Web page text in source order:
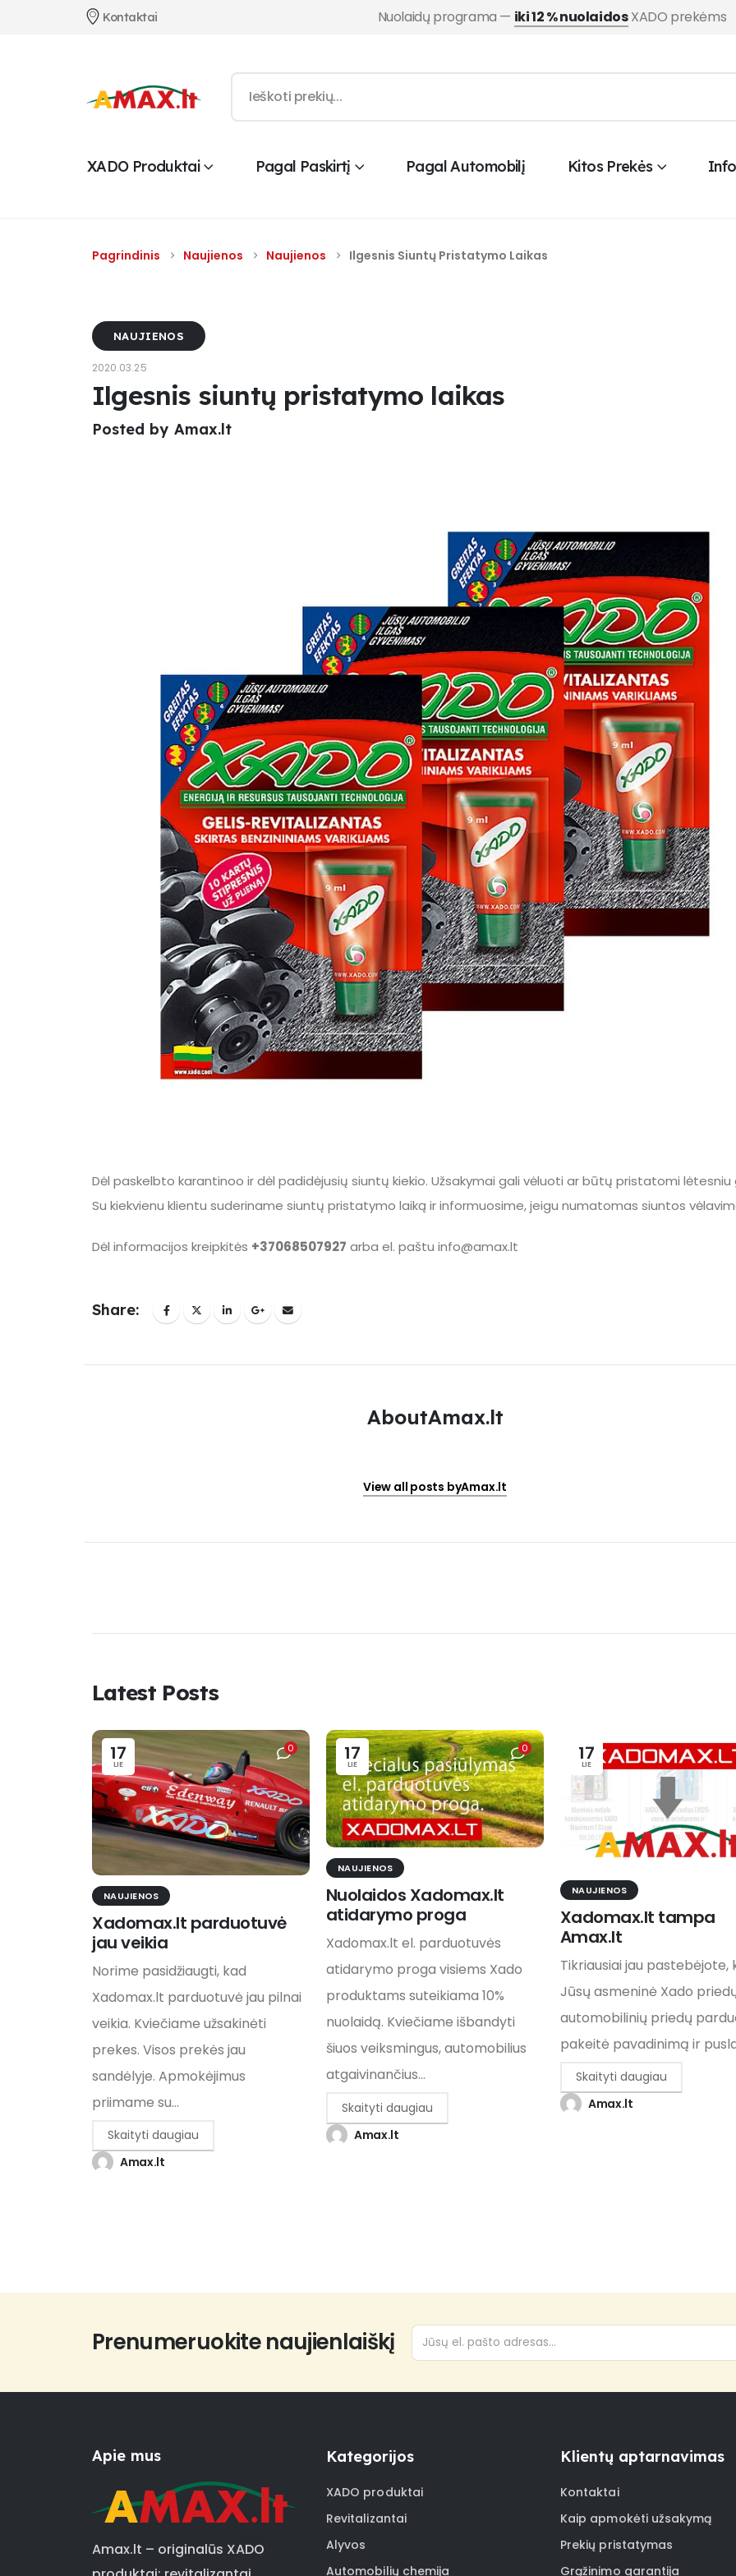
Kontaktai Nuolaidų programa — iki 12 % nuolaidosXADO prekėms
XADO Produktai Pagal Paskirtį Pagal Automobilį Kitos Prekės
Pagrindinis Naujienos Naujienos Ilgesnis Siuntų Pristatymo Laikas
NAUJIENOS
2020.03.25
Ilgesnis siuntų pristatymo laikas
Posted by Amax.lt
Dėl paskelbto karantinoo ir dėl padidėjusių siuntų kiekio. Užsakymai gali vėluoti ar būtų pristatomi lėtesniu
Su kiekvienu klientu suderiname siuntų pristatymo laiką ir informuosime, jeigu numatomas siuntos
Dėl informacijos kreipkitės +37068507927 arba el. paštu info@amax.lt
Share:
AboutAmax.lt
View all posts byAmax.lt
Latest Posts
17
LIE
0
NAUJIENOS
Xadomax.lt parduotuvė
jau veikia
Norime pasidžiaugti, kad
Xadomax.lt parduotuvė jau pilnai
veikia. Kviečiame užsakinėti
prekes. Visos prekės jau
sandėlyje. Apmokėjimus
priimame su...
Skaityti daugiau
Amax.lt
17
LIE
0
NAUJIENOS
Nuolaidos Xadomax.lt
atidarymo proga
Xadomax.lt el. parduotuvės
atidarymo proga visiems Xado
produktams suteikiama 10%
nuolaidą. Kviečiame išbandyti
šiuos veiksmingus, automobilius
atgaivinančius...
Skaityti daugiau
Amax.lt
17
LIE
NAUJIENOS
Xadomax.lt tampa
Amax.lt
Tikriausiai jau pastebėjote,
Jūsų asmeninė Xado
automobilinių priedų
pakeitė pavadinimą ir
Skaityti daugiau
Amax.lt
Prenumeruokite naujienlaiškį
Apie mus
Amax.lt – originalūs XADO
Kategorijos
XADO produktai
Revitalizantai
Alyvos
Automobilių chemija
Klientų aptarnavimas
Kontaktai
Kaip apmokėti užsakymą
Prekių pristatymas
Grąžinimo garantija